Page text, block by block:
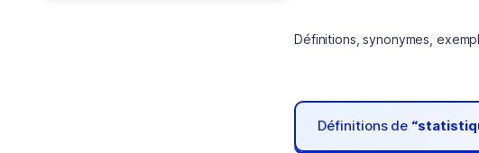
Définitions, synonymes,
Définitions de